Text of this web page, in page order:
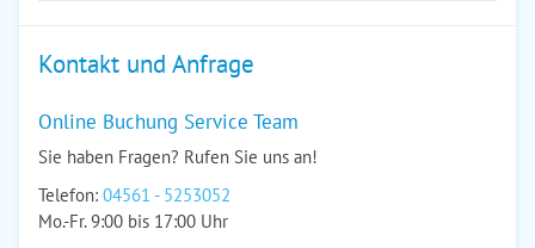
Kontakt und Anfrage
Online Buchung Service Team
Sie haben Fragen? Rufen Sie uns an!
Telefon: 04561 - 5253052
Mo.-Fr. 9:00 bis 17:00 Uhr